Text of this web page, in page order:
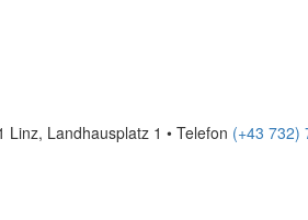
Linz, Landhausplatz 1 • Telefon (+43 732)